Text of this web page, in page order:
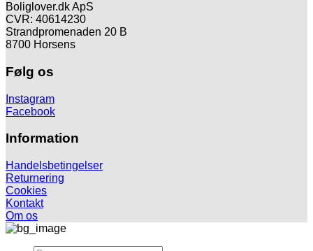
Boliglover.dk ApS
CVR: 40614230
Strandpromenaden 20 B
8700 Horsens
Følg os
Instagram
Facebook
Information
Handelsbetingelser
Returnering
Cookies
Kontakt
Om os